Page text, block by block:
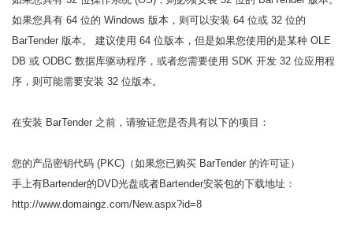
如果您具有 64 位的 Windows 版本，则可以安装 64 位或 32 位的
BarTender 版本。 建议使用 64 位版本，但是如果您使用的是某种 OLE
DB 或 ODBC 数据库驱动程序，或者您需要使用 SDK 开发 32 位应用程
序，则可能需要安装 32 位版本。
在安装 BarTender 之前，请验证您是否具有以下的项目：
您的产品密钥代码 (PKC)（如果您已购买 BarTender 的许可证）
手上有Bartender的DVD光盘或者Bartender安装包的下载地址：
http://www.domaingz.com/New.aspx?id=8